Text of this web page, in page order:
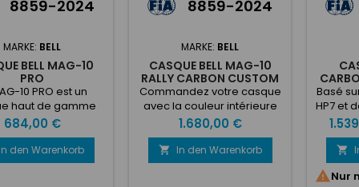
8859-2024
MARKE: BELL
BELL MAG-10
PRO
10 PRO est un
haut de gamme
et léger, au
épuré et moderne,
des performances
sur circuit. Doté
Preis
684,00 €
In den Warenkorb
8859-2024
MARKE: BELL
CASQUE BELL MAG-10
RALLY CARBON CUSTOM
INTERIOR
Commandez votre casque
avec la couleur intérieure
de votre choix ! Basé sur le
HP10 Rally, le MAG-10 RALLY
CARBON est un casque
premium sophistiqué et
Preis
1.680,00 €
 In den Warenkorb
Basé
HP7 et
Preis

Nur